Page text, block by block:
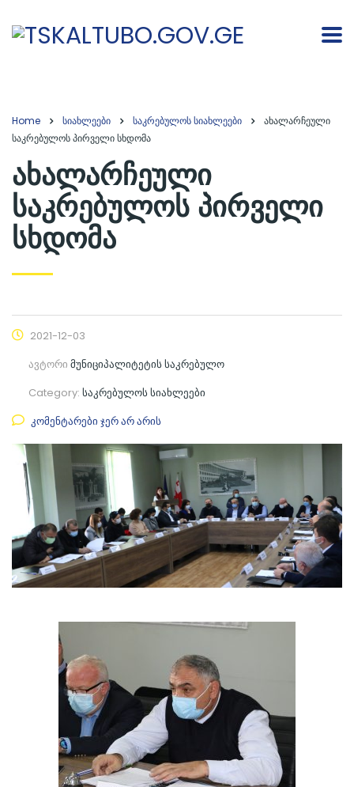
Home სიახლეები საკრებულოს სიახლეები
ახალარჩეული
საკრებულოს პირველი სხდომა
ახალარჩეული
საკრებულოს პირველი
სხდომა
2021-12-03
ავტორი მუნიციპალიტეტის საკრებულო
Category: საკრებულოს სიახლეები
კომენტარები ჯერ არ არის